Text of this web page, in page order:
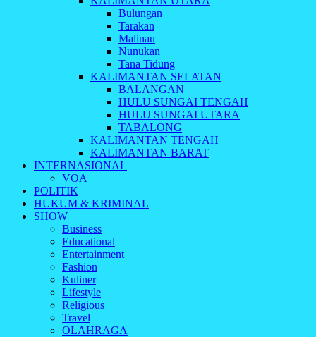
Bulungan
Tarakan
Malinau
Nunukan
Tana Tidung
KALIMANTAN SELATAN
BALANGAN
HULU SUNGAI TENGAH
HULU SUNGAI UTARA
TABALONG
KALIMANTAN TENGAH
KALIMANTAN BARAT
INTERNASIONAL
VOA
POLITIK
HUKUM & KRIMINAL
SHOW
Business
Educational
Entertainment
Fashion
Kuliner
Lifestyle
Religious
Travel
OLAHRAGA